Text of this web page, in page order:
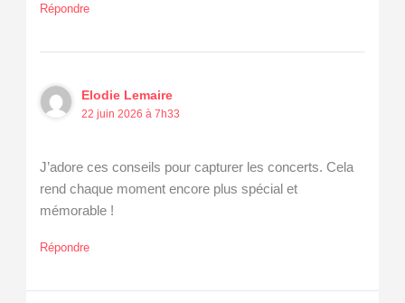
Répondre
Elodie Lemaire
22 juin 2026 à 7h33
J’adore ces conseils pour capturer les concerts. Cela
rend chaque moment encore plus spécial et
mémorable !
Répondre